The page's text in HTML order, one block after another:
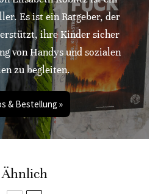
Es ist ein Ratgeber, der
ihre Kinder sicher
von Handys und sozialen
zu begleiten.
& Bestellung »
Ähnlich